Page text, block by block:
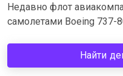
Недавно флот
самолетами Boeing 737-
Найти